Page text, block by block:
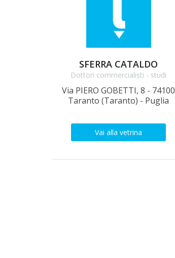
SFERRA CATALDO
Dottori commercialisti - studi
Via PIERO GOBETTI, 8 - 74100
Taranto (Taranto) - Puglia
Vai alla vetrina